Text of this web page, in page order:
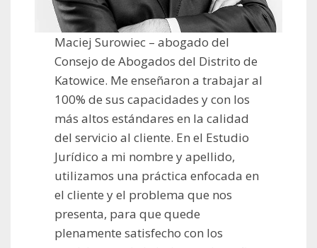
Maciej Surowiec – abogado del
Consejo de Abogados del Distrito de
Katowice. Me enseñaron a trabajar al
100% de sus capacidades y con los
más altos estándares en la calidad
del servicio al cliente. En el Estudio
Jurídico a mi nombre y apellido,
utilizamos una práctica enfocada en
el cliente y el problema que nos
presenta, para que quede
plenamente satisfecho con los